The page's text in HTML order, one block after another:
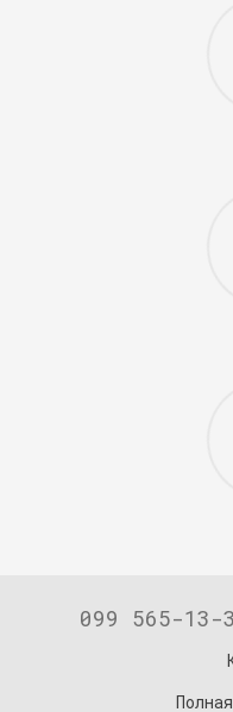
099 565-13-